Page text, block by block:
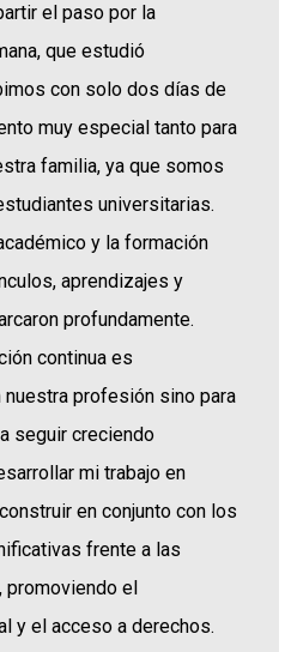
el paso por la
que estudió
con solo dos días de
muy especial tanto para
familia, ya que somos
universitarias.
y la formación
aprendizajes y
profundamente.
continua es
profesión sino para
seguir creciendo
mi trabajo en
en conjunto con los
frente a las
el
y el acceso a derechos.